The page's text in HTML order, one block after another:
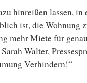
hinreißen lassen, in
ist, die Wohnung
mehr Miete für
Walter,
Verhindern!“